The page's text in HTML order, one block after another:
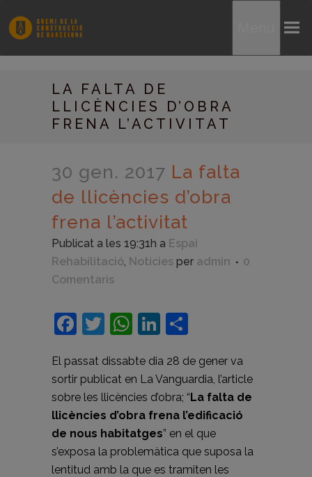
LA FALTA DE
LLICÈNCIES D’OBRA
FRENA L’ACTIVITAT
30 gen. 2017 La falta
de llicències d’obra
frena l’activitat
Publicat a les 19:31h a Espai
Rehabilitació, Notícies per admin
0
Comentaris
Facebook
Twitter
WhatsApp
LinkedIn
El passat dissabte dia 28 de gener va
sortir publicat en La Vanguardia, l’article
sobre les llicències d’obra; “La falta de
llicències d’obra frena l’edificació
de nous habitatges” en el que
s’exposa la problemàtica que suposa la
lentitud amb la que es tramiten les